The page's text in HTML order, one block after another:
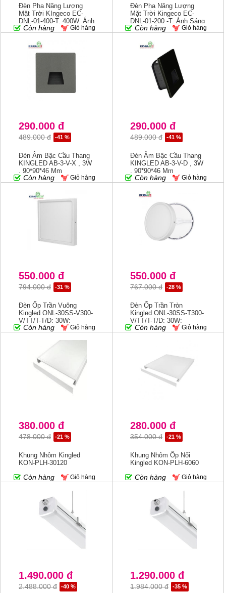
Đèn Pha Năng Lượng
Mặt Trời KIngeco EC-
DNL-01-400-T, 400W, Ánh
Sáng 6500K
Còn hàng Giỏ hàng
Đèn Pha Năng Lượng
Mặt Trời Kingeco EC-
DNL-01-200 -T, Ánh Sáng
6500K, Thời Gian Sạc 4-
12h
Còn hàng Giỏ hàng
290.000 đ
489.000 đ -41 %
Đèn Âm Bậc Cầu Thang
KINGLED AB-3-V-X , 3W
, 90*90*46 Mm
Còn hàng Giỏ hàng
290.000 đ
489.000 đ -41 %
Đèn Âm Bậc Cầu Thang
KINGLED AB-3-V-D , 3W
, 90*90*46 Mm
Còn hàng Giỏ hàng
550.000 đ
794.000 đ -31 %
Đèn Ốp Trần Vuông
Kingled ONL-30SS-V300-
V/TT/T-T/D; 30W;
R300mm
Còn hàng Giỏ hàng
550.000 đ
767.000 đ -28 %
Đèn Ốp Trần Tròn
Kingled ONL-30SS-T300-
V/TT/T-T/D; 30W;
R300mm
Còn hàng Giỏ hàng
380.000 đ
478.000 đ -21 %
Khung Nhôm Kingled
KON-PLH-30120
Còn hàng Giỏ hàng
280.000 đ
354.000 đ -21 %
Khung Nhôm Ốp Nổi
Kingled KON-PLH-6060
Còn hàng Giỏ hàng
1.490.000 đ
2.488.000 đ -40 %
1.290.000 đ
1.984.000 đ -35 %